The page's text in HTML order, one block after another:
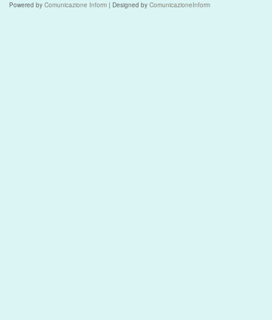
Powered by Comunicazione Inform | Designed by ComunicazioneInform